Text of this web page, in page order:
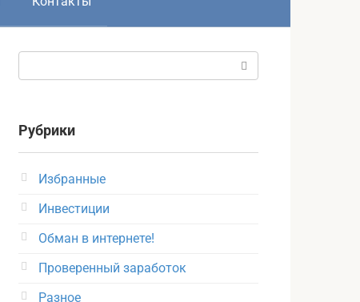
Рубрики
Избранные
Инвестиции
Обман в интернете!
Проверенный заработок
Разное